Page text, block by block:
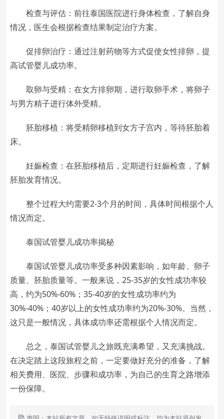
检查与评估：前往泰国医院进行身体检查，了解自身
情况，医生会根据检查结果制定治疗方案。
促排卵治疗：通过注射药物等方式促使女性排卵，提
高试管婴儿成功率。
取卵与受精：在女方排卵期，进行取卵手术，将卵子
与男方精子进行体外受精。
胚胎移植：将受精卵移植到女方子宫内，等待胚胎着
床。
妊娠检查：在胚胎移植后，定期进行妊娠检查，了解
胚胎发育情况。
整个过程大约需要2-3个月的时间，具体时间根据个人
情况而定。
泰国试管婴儿成功率揭秘
泰国试管婴儿成功率受多种因素影响，如年龄、卵子
质量、胚胎质量等。一般来说，25-35岁的女性成功率较
高，约为50%-60%；35-40岁的女性成功率约为
30%-40%；40岁以上的女性成功率约为20%-30%。当然，
这只是一般情况，具体成功率还需根据个人情况而定。
总之，泰国试管婴儿之旅既充满希望，又充满挑战。
在决定踏上这段旅程之前，一定要做好充分的准备，了解
相关费用、医院、步骤和成功率，为自己的生育之路增添
一份保障。